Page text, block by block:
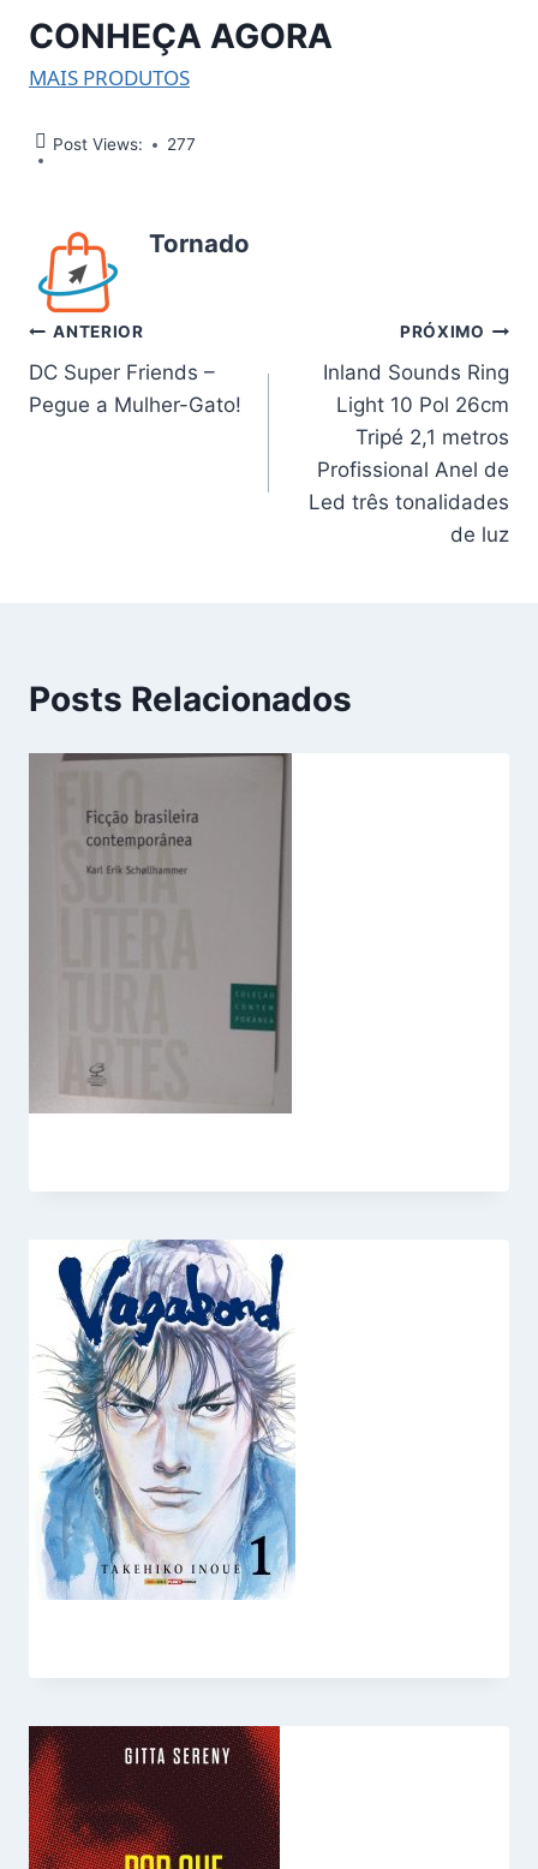
CONHEÇA AGORA
MAIS PRODUTOS
Post Views: 277
Tornado
Navegação
de
ANTERIOR
DC Super Friends –
Pegue a Mulher-Gato!
PRÓXIMO
Inland Sounds Ring
Light 10 Pol 26cm
Tripé 2,1 metros
Profissional Anel de
Led três tonalidades
de luz
Posts Relacionados